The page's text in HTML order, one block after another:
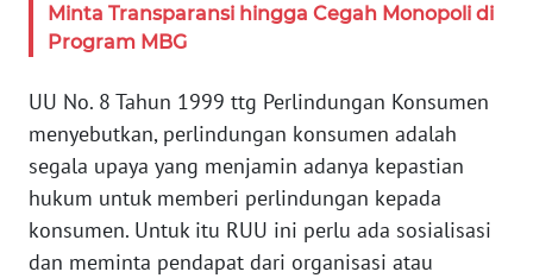
Minta Transparansi hingga Cegah Monopoli di
Program MBG
UU No. 8 Tahun 1999 ttg Perlindungan Konsumen
menyebutkan, perlindungan konsumen adalah
segala upaya yang menjamin adanya kepastian
hukum untuk memberi perlindungan kepada
konsumen. Untuk itu RUU ini perlu ada sosialisasi
dan meminta pendapat dari organisasi atau
WN
NTT
WN
KEPRI